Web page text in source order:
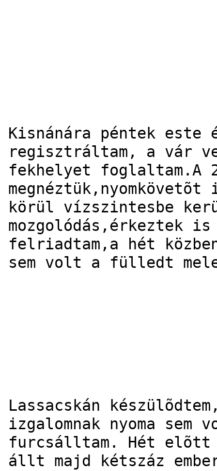
Kisnánára péntek este
regisztráltam, a vár
fekhelyet foglaltam.A
körül vízszintesbe
mozgolódás,érkeztek
felriadtam,a hét
sem volt a fülledt
Lassacskán
izgalomnak nyoma sem
furcsálltam. Hét elõtt
állt majd kétszáz